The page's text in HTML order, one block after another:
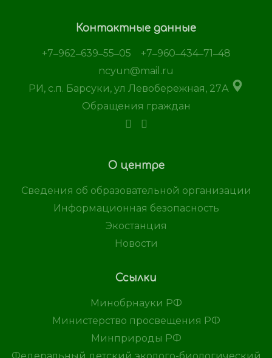
О центре
Сведения об образовательной организации
Информационная безопасность
Экостанция
Новости
Ссылки
Минобрнауки РФ
Министерство просвещения РФ
Минприроды РФ
Федеральный детский эколого-биологический
Контактные данные
+7‒962‒639‒55‒05
+7‒960‒434‒71‒48
ncyun@mail.ru
РИ, с.п. Барсуки, ул Левобережная, 27А
Обращения граждан